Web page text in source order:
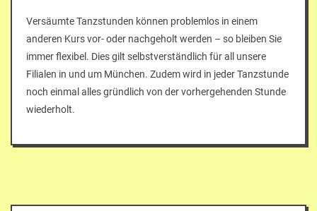
Versäumte Tanzstunden können problemlos in einem
anderen Kurs vor- oder nachgeholt werden – so bleiben Sie
immer flexibel. Dies gilt selbstverständlich für all unsere
Filialen in und um München. Zudem wird in jeder Tanzstunde
noch einmal alles gründlich von der vorhergehenden Stunde
wiederholt.